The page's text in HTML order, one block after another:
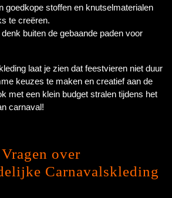
goedkope stoffen en knutselmaterialen
te creëren.
buiten de gebaande paden voor
laat je zien dat feestvieren niet duur
keuzes te maken en creatief aan de
met een klein budget stralen tijdens het
carnaval!
over
Carnavalskleding